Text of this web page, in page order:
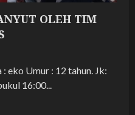
OLEH TIM
eko Umur : 12 tahun. Jk:
16:00...